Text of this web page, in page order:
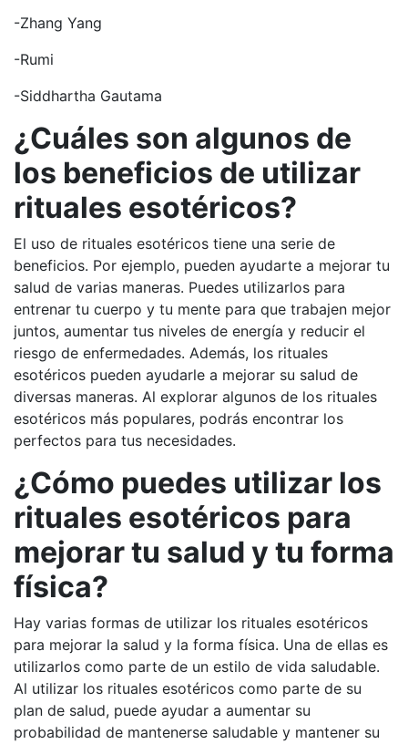
-Zhang Yang
-Rumi
-Siddhartha Gautama
¿Cuáles son algunos de
los beneficios de utilizar
rituales esotéricos?
El uso de rituales esotéricos tiene una serie de
beneficios. Por ejemplo, pueden ayudarte a mejorar tu
salud de varias maneras. Puedes utilizarlos para
entrenar tu cuerpo y tu mente para que trabajen mejor
juntos, aumentar tus niveles de energía y reducir el
riesgo de enfermedades. Además, los rituales
esotéricos pueden ayudarle a mejorar su salud de
diversas maneras. Al explorar algunos de los rituales
esotéricos más populares, podrás encontrar los
perfectos para tus necesidades.
¿Cómo puedes utilizar los
rituales esotéricos para
mejorar tu salud y tu forma
física?
Hay varias formas de utilizar los rituales esotéricos
para mejorar la salud y la forma física. Una de ellas es
utilizarlos como parte de un estilo de vida saludable.
Al utilizar los rituales esotéricos como parte de su
plan de salud, puede ayudar a aumentar su
probabilidad de mantenerse saludable y mantener su